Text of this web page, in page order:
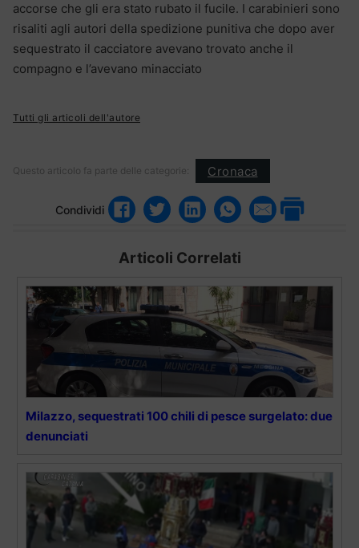
accorse che gli era stato rubato il fucile. I carabinieri sono
risaliti agli autori della spedizione punitiva che dopo aver
sequestrato il cacciatore avevano trovato anche il
compagno e l’avevano minacciato
Tutti gli articoli dell'autore
Questo articolo fa parte delle categorie: Cronaca
Condividi
Articoli Correlati
Milazzo, sequestrati 100 chili di pesce surgelato: due
denunciati